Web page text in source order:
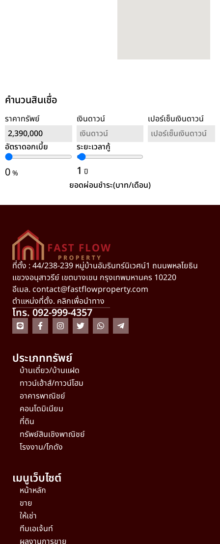
คำนวนสินเชื่อ
ราคาทรัพย์ เงินดาวน์ เปอร์เซ็นเงินดาวน์
อัตราดอกเบี้ย
0%
ระยะเวลากู้
1 ปี
ยอดผ่อนชำระ(บาท/เดือน)
ที่ตั้ง : 44/238-239 หมู่บ้านอัมรินทร์นิเวศน์1 ถนนพหลโยธิน
แขวงอนุสาวรีย์ เขตบางเขน กรุงเทพมหานคร 10220
อีเมล. contact@fastflowproperty.com
ตำแหน่งที่ตั้ง. คลิกเพื่อนำทาง
โทร. 092-999-4357
ประเภททรัพย์
บ้านเดี่ยว/บ้านแฝด
ทาวน์เฮ้าส์/ทาวน์โฮม
อาคารพาณิชย์
คอนโดมิเนียม
ที่ดิน
ทรัพย์สินเชิงพาณิชย์
โรงงาน/โกดัง
เมนูเว็บไซต์
หน้าหลัก
ขาย
ให้เช่า
ทีมเอเจ้นท์
ผลงานการขาย